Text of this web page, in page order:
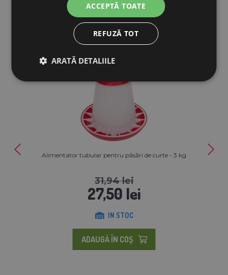
PRODUSE ASEMĂNĂTOARE
Alimentator tubular pentru păsări de curte - 3 kg
31,94 lei
27,50 lei
IN STOC
ADAUGĂ ÎN COŞ
ACCEPTĂ TOATE
REFUZĂ TOT
ARATĂ DETALIILE